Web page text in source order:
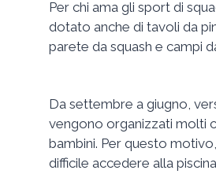
Per chi ama gli sport di
dotato anche di tavoli da
parete da squash e campi
Da settembre a giugno,
vengono organizzati molti
bambini. Per questo
difficile accedere alla